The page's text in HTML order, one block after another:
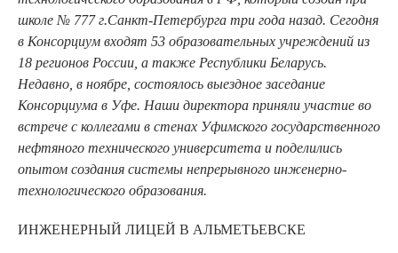
школе № 777 г.Санкт-Петербурга три года назад. Сегодня
в Консорциум входят 53 образовательных учреждений из
18 регионов России, а также Республики Беларусь.
Недавно, в ноябре, состоялось выездное заседание
Консорциума в Уфе. Наши директора приняли участие во
встрече с коллегами в стенах Уфимского государственного
нефтяного технического университета и поделились
опытом создания системы непрерывного инженерно-
технологического образования.
ИНЖЕНЕРНЫЙ ЛИЦЕЙ В АЛЬМЕТЬЕВСКЕ